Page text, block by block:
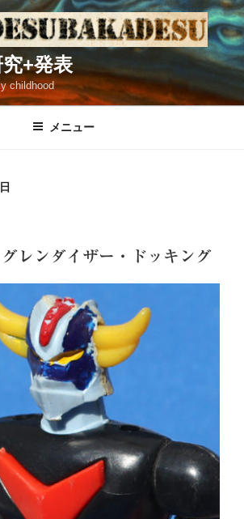
+発表
childhood
メニュー
レンダイザー・ドッキング